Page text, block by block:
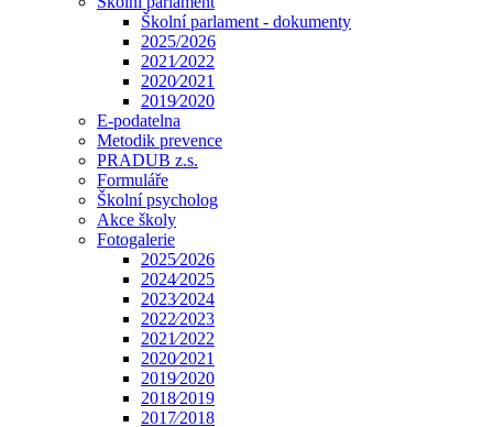
Školní parlament - dokumenty
2025/2026
2021⁄2022
2020⁄2021
2019⁄2020
E-podatelna
Metodik prevence
PRADUB z.s.
Formuláře
Školní psycholog
Akce školy
Fotogalerie
2025⁄2026
2024⁄2025
2023⁄2024
2022⁄2023
2021⁄2022
2020⁄2021
2019⁄2020
2018⁄2019
2017⁄2018